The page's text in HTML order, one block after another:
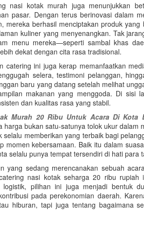
nasi kotak murah juga menunjukkan
pasar. Dengan terus berinovasi dalam
mereka berhasil menciptakan produk
kuliner yang menyenangkan. Tak
menu mereka—seperti sambal khas
dekat dengan cita rasa tradisional.
catering ini juga kerap memanfaatkan
selera, testimoni pelanggan,
baru yang datang setelah melihat
makanan yang menggoda. Di sisi
dan kualitas rasa yang stabil.
Murah 20 Ribu Untuk Acara Di Kota
harga bukan satu-satunya tolok ukur
selalu memberikan yang terbaik bagi
momen kebersamaan. Baik itu dalam
selalu punya tempat tersendiri di hati para
yang sedang merencanakan sebuah
nasi kotak seharga 20 ribu rupiah
logistik, pilihan ini juga menjadi bentuk
pada perekonomian daerah.
hiburan, tapi juga tentang bagaimana